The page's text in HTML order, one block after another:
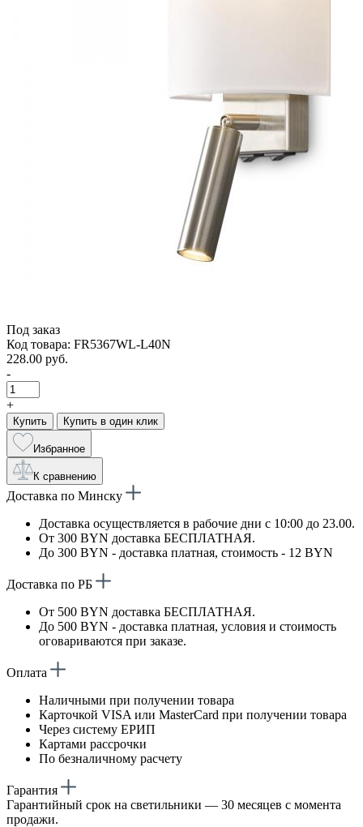
Под заказ
Код товара: FR5367WL-L40N
228.00 руб.
-
+
Купить Купить в один клик
Избранное
К сравнению
Доставка по Минску
Доставка осуществляется в рабочие дни с 10:00 до 23.00.
От 300 BYN доставка БЕСПЛАТНАЯ.
До 300 BYN - доставка платная, стоимость - 12 BYN
Доставка по РБ
От 500 BYN доставка БЕСПЛАТНАЯ.
До 500 BYN - доставка платная, условия и стоимость
оговариваются при заказе.
Оплата
Наличными при получении товара
Карточкой VISA или MasterCard при получении товара
Через систему ЕРИП
Картами рассрочки
По безналичному расчету
Гарантия
Гарантийный срок на светильники — 30 месяцев с момента
продажи.